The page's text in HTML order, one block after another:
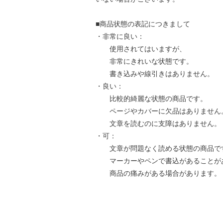
■商品状態の表記につきまして
・非常に良い：
使用されてはいますが、
非常にきれいな状態です。
書き込みや線引きはありません。
・良い：
比較的綺麗な状態の商品です。
ページやカバーに欠品はありません
文章を読むのに支障はありません。
・可：
文章が問題なく読める状態の商品で
マーカーやペンで書込があることが
商品の痛みがある場合があります。